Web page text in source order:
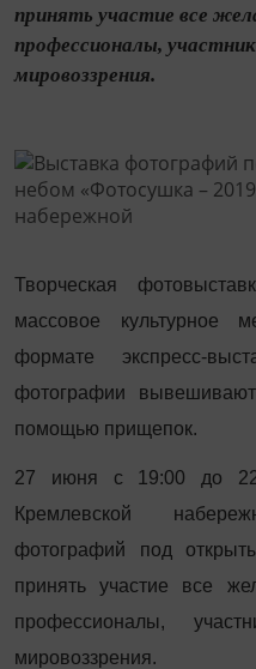
принять участие все
профессионалы,
мировоззрения.
Творческая
массовое культурное
формате экспресс-
фотографии
помощью прищепок.
27 июня с 19:00 до
Кремлевской
фотографий под
принять участие все
профессионалы,
мировоззрения.